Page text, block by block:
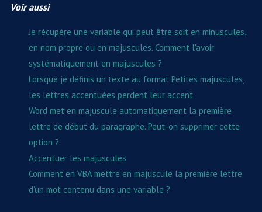
Voir aussi
Je récupère une variable qui peut être soit en minuscules,
en nom propre ou en majuscules. Comment l'avoir
systématiquement en majuscules ?
Lorsque je définis un texte au format Petites majuscules,
les lettres accentuées perdent leur accent.
Word met en majuscule automatiquement la première
lettre de début du paragraphe. Peut-on supprimer cette
option ?
Accentuer les majuscules
Comment en VBA mettre en majuscule la première lettre
d'un mot contenu dans une variable ?